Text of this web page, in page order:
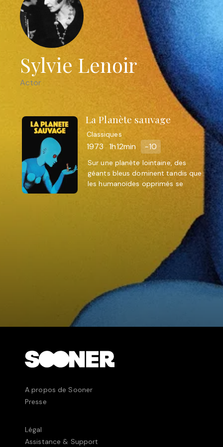
Sylvie Lenoir
Actor
La Planète sauvage
Classiques
1973 1h12min -10
Sur une planète lointaine, des
géants bleus dominent tandis que
les humanoïdes opprimés se
A propos de Sooner
Presse
Légal
Assistance & Support